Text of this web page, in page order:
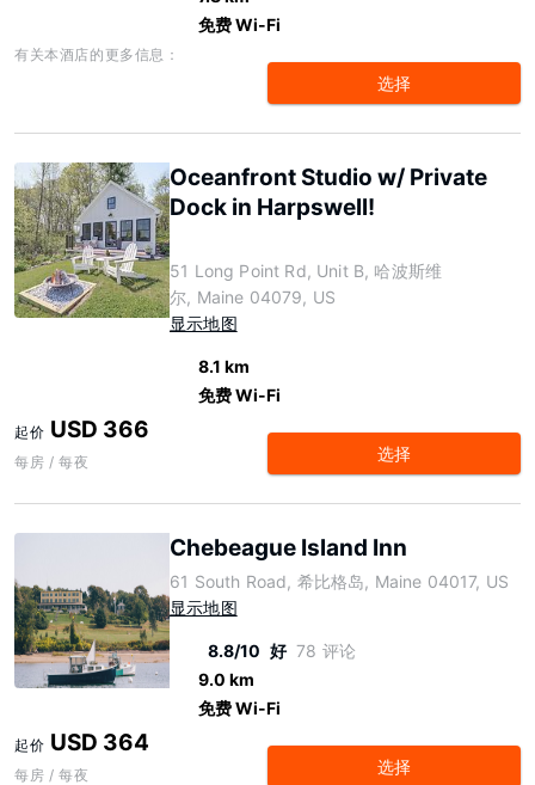
免费 Wi-Fi
有关本酒店的更多信息：
选择
Oceanfront Studio w/ Private
Dock in Harpswell!
51 Long Point Rd, Unit B, 哈波斯维
尔, Maine 04079, US
显示地图
8.1 km
免费 Wi-Fi
起价 USD 366
每房 / 每夜 选择
Chebeague Island Inn
61 South Road, 希比格岛, Maine 04017, US
显示地图
8.8/10 好 78 评论
9.0 km
免费 Wi-Fi
起价 USD 364
每房 / 每夜 选择